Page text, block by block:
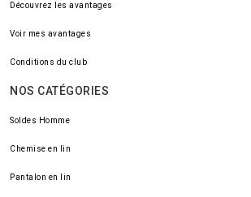
Découvrez les avantages
Voir mes avantages
Conditions du club
NOS CATÉGORIES
Soldes Homme
Chemise en lin
Pantalon en lin